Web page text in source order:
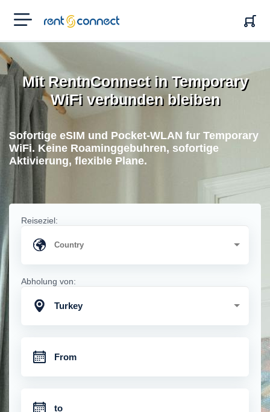
RENT'N
CONNECT
Mit RentnConnect in Temporary
WiFi verbunden bleiben
Sofortige eSIM und Pocket-WLAN fur Temporary
WiFi. Keine Roaminggebuhren, sofortige
Aktivierung, flexible Plane.
Reiseziel:
Abholung von:
Turkey